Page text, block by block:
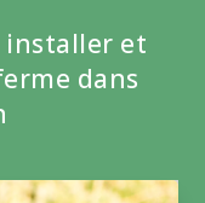
installer et
dans